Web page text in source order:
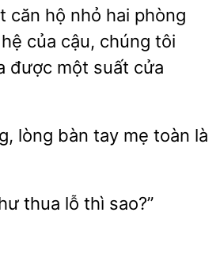
hộ nhỏ hai
của cậu, chúng tôi
được một suất cửa
lòng bàn tay mẹ toàn là
thua thì